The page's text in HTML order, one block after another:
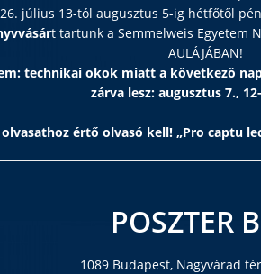
július 13-tól augusztus 5-ig hétfőtől
t tartunk a Semmelweis Egyetem
AULÁJÁBAN!
technikai okok miatt a következő
zárva lesz: augusztus 7.,
értő olvasó kell! „Pro captu
POSZTER
1089 Budapest, Nagyvárad